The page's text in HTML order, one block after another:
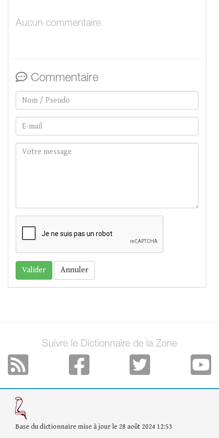
Aucun commentaire
Commentaire
Annuler
Suivre le Dictionnaire de la Zone
Base du dictionnaire mise à jour le 28 août 2024 12:53